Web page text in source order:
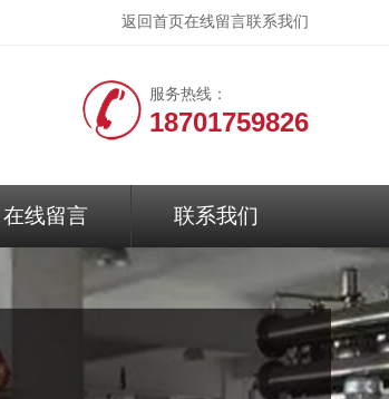
返回首页 在线留言联系我们
服务热线：
18701759826
在线留言 联系我们